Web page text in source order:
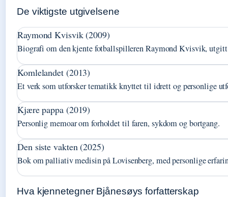
De viktigste utgivelsene
Raymond Kvisvik (2009)
Biografi om den kjente fotballspilleren Raymond Kvisvik, utgitt
Komlelandet (2013)
Et verk som utforsker tematikk knyttet til idrett og personlige
Kjære pappa (2019)
Personlig memoar om forholdet til faren, sykdom og bortgang.
Den siste vakten (2025)
Bok om palliativ medisin på Lovisenberg, med personlige
Hva kjennetegner Bjånesøys forfatterskap